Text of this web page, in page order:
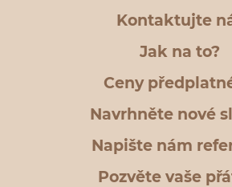
Kontaktujte
Jak na to?
Ceny
Navrhněte nové
Napište nám
Pozvěte vaše